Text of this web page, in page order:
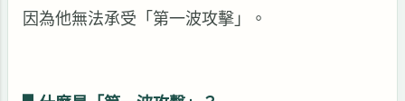
因為他無法承受「第一波攻擊」。